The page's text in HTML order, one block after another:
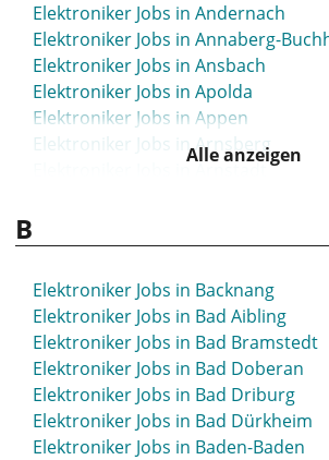
Elektroniker Jobs in Andernach
Elektroniker Jobs in Annaberg-
Elektroniker Jobs in Ansbach
Elektroniker Jobs in Apolda
Elektroniker Jobs in Appen
Elektroniker Jobs in Arnsberg
Elektroniker Jobs in Aschersleben
Elektroniker Jobs in Aue
Elektroniker Jobs in Augsburg
Elektroniker Jobs in Aurich
Alle anzeigen
B
Elektroniker Jobs in Backnang
Elektroniker Jobs in Bad Aibling
Elektroniker Jobs in Bad Bramstedt
Elektroniker Jobs in Bad Doberan
Elektroniker Jobs in Bad Driburg
Elektroniker Jobs in Bad Dürkheim
Elektroniker Jobs in Baden-Baden